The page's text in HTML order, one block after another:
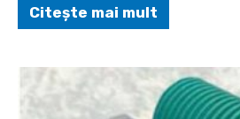
Citește mai mult